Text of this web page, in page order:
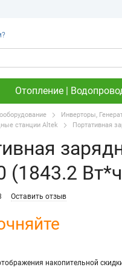
Отопление |
Инверторы,
станции Altek
Портативная
(1843.2
Оставить отзыв
накопительной